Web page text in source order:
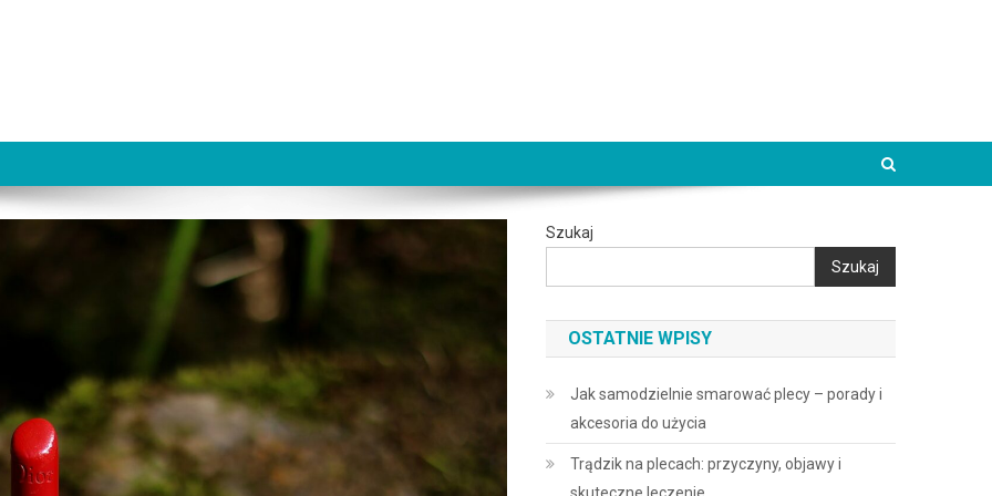
Szukaj
Szukaj
OSTATNIE WPISY
Jak samodzielnie smarować plecy – porady i
akcesoria do użycia
Trądzik na plecach: przyczyny, objawy i